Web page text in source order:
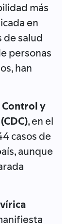
más
en
de salud
personas
han
y
, en el
casos de
aunque